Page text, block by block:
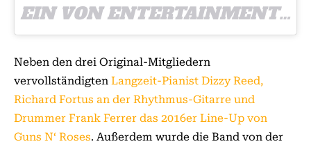
EIN VON ENTERTAINMENT PRESCRIPTION LLC (@ENTERTAINMENTPRESCRIPTION_) GEPOSTETES FOTO AM
Neben den drei Original-Mitgliedern
vervollständigten Langzeit-Pianist Dizzy Reed,
Richard Fortus an der Rhythmus-Gitarre und
Drummer Frank Ferrer das 2016er Line-Up von
Guns N‘ Roses. Außerdem wurde die Band von der